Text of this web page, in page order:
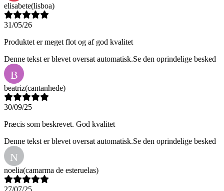
elisabete(lisboa)
31/05/26
Produktet er meget flot og af god kvalitet
Denne tekst er blevet oversat automatisk.Se den oprindelige besked
B
beatriz(cantanhede)
30/09/25
Præcis som beskrevet. God kvalitet
Denne tekst er blevet oversat automatisk.Se den oprindelige besked
N
noelia(camarma de esteruelas)